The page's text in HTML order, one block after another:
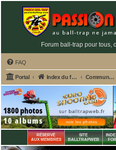
Forum ball-trap pour tous,
FAQ
Portal Index du forum Commun aux 2 fédérations ball-trap FFBT et FFT
RÉSERVÉ
AUX MEMBRES
SITE
BALLTRAPWEB